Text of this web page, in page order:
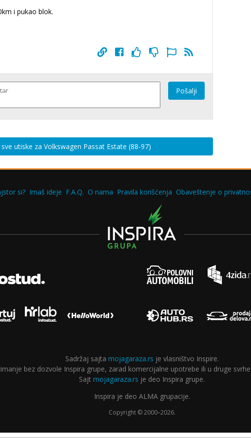
i pukao blok.
Pošalji
utiske za Volkswagen Passat Estate (88-97)
si? Imaš ideje F.A.Q. O nama Pravila korišćenja Obaveštenje o
Sadržaj sajta mojagaraza.rs je vlasništvo Inspire.
bez dozvole Inspira grupe, zarad komercijalne upotrebe ili u druge
Sajt mojagaraza.rs je deo Inspira grupe.
Inspira je deo ALMA grupacije.
Copyright © 2000–2026.